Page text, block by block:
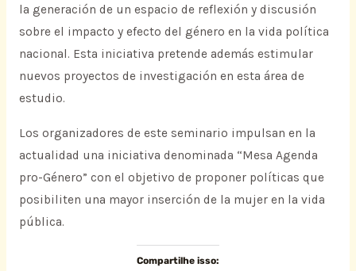
la generación de un espacio de reflexión y discusión
sobre el impacto y efecto del género en la vida política
nacional. Esta iniciativa pretende además estimular
nuevos proyectos de investigación en esta área de
estudio.
Los organizadores de este seminario impulsan en la
actualidad una iniciativa denominada “Mesa Agenda
pro-Género” con el objetivo de proponer políticas que
posibiliten una mayor inserción de la mujer en la vida
pública.
Compartilhe isso: